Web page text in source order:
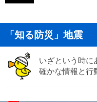
「知る防災」地震
いざという時に
確かな情報と行